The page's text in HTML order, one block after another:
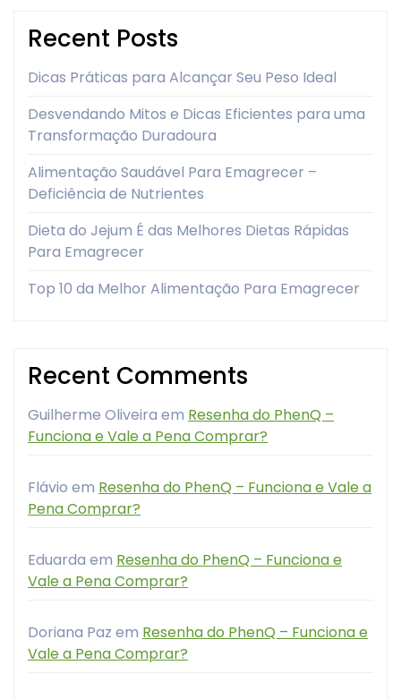
Recent Posts
Dicas Práticas para Alcançar Seu Peso Ideal
Desvendando Mitos e Dicas Eficientes para uma
Transformação Duradoura
Alimentação Saudável Para Emagrecer –
Deficiência de Nutrientes
Dieta do Jejum É das Melhores Dietas Rápidas
Para Emagrecer
Top 10 da Melhor Alimentação Para Emagrecer
Recent Comments
Guilherme Oliveira em Resenha do PhenQ –
Funciona e Vale a Pena Comprar?
Flávio em Resenha do PhenQ – Funciona e Vale a
Pena Comprar?
Eduarda em Resenha do PhenQ – Funciona e
Vale a Pena Comprar?
Doriana Paz em Resenha do PhenQ – Funciona e
Vale a Pena Comprar?